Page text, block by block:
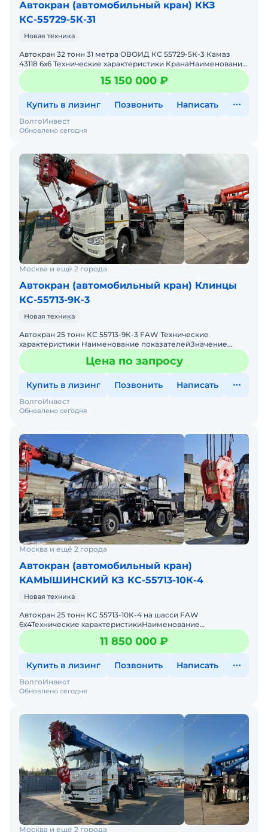
Автокран (автомобильный кран) ККЗ
КС-55729-5К-31
Новая техника
Автокран 32 тонн 31 метра ОВОИД КС 55729-5К-3 Камаз
43118 6х6 Технические характеристики КранаНаименование
показателейЗначениеМаксимальный грузовой момент,
т&mi
15 150 000 ₽
Купить в лизинг Позвонить Написать
Обновлено сегодня
ВолгоИнвест
Москва и ещё 2 города
Автокран (автомобильный кран) Клинцы
КС-55713-9К-3
Новая техника
Автокран 25 тонн КС 55713-9К-3 FAW Технические
характеристики Наименование показателейЗначение
Максимальный грузовой момент, т·м85 Грузоподъемность
максима
Цена по запросу
Купить в лизинг Позвонить Написать
Обновлено сегодня
ВолгоИнвест
Москва и ещё 2 города
Автокран (автомобильный кран)
КАМЫШИНСКИЙ КЗ КС-55713-10К-4
Новая техника
Автокран 25 тонн КС 55713-10К-4 на шасси FAW
6х4Технические характеристикиНаименование
показателейЗначениеМаксимальный грузовой момент,
т·м85Грузоподъемн
11 850 000 ₽
Купить в лизинг Позвонить Написать
Обновлено сегодня
ВолгоИнвест
Москва и ещё 2 города